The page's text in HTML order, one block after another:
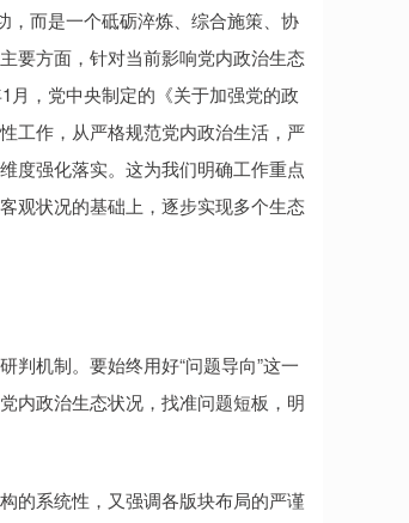
，而是一个砥砺淬炼、综合施策、协
要方面，针对当前影响党内政治生态
月，党中央制定的《关于加强党的政
工作，从严格规范党内政治生活，严
度强化落实。这为我们明确工作重点
观状况的基础上，逐步实现多个生态
判机制。要始终用好“问题导向”这一
内政治生态状况，找准问题短板，明
的系统性，又强调各版块布局的严谨